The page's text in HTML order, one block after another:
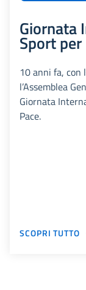
Giornata
Sport
10 anni fa,
l’Assemblea
Giornata
Pace.
SCOPRI TUTTO